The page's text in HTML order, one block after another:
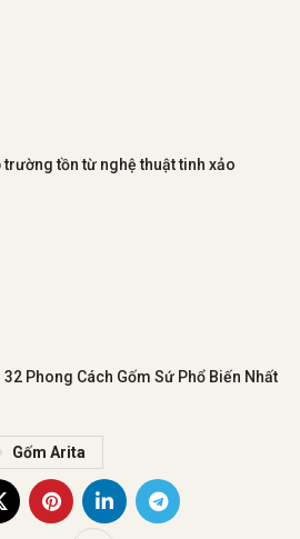
trường tồn từ nghệ thuật tinh xảo
Phong Cách Gốm Sứ Phổ Biến Nhất
Gốm Arita